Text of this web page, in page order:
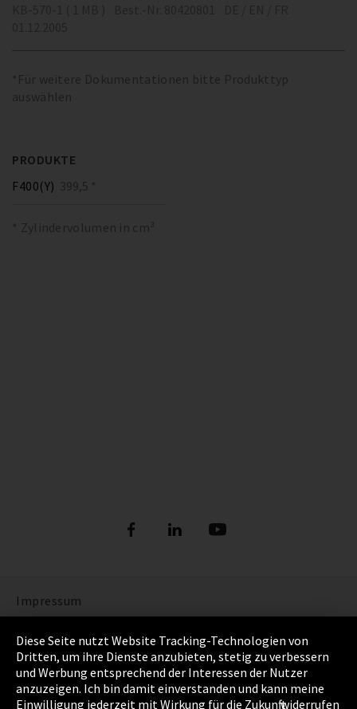
*Für weitere Dokumentationen bitte Produkttyp
auswählen
PRODUKTE
F400(Y) 399,5 *
* Zylindervolumen in cm³
Impressum
Datenschutz
Cookie Einstellungen
AGB
Diese Seite nutzt Website Tracking-Technologien von
Dritten, um ihre Dienste anzubieten, stetig zu verbessern
und Werbung entsprechend der Interessen der Nutzer
anzuzeigen. Ich bin damit einverstanden und kann meine
Einwilligung jederzeit mit Wirkung für die Zukunft widerrufen